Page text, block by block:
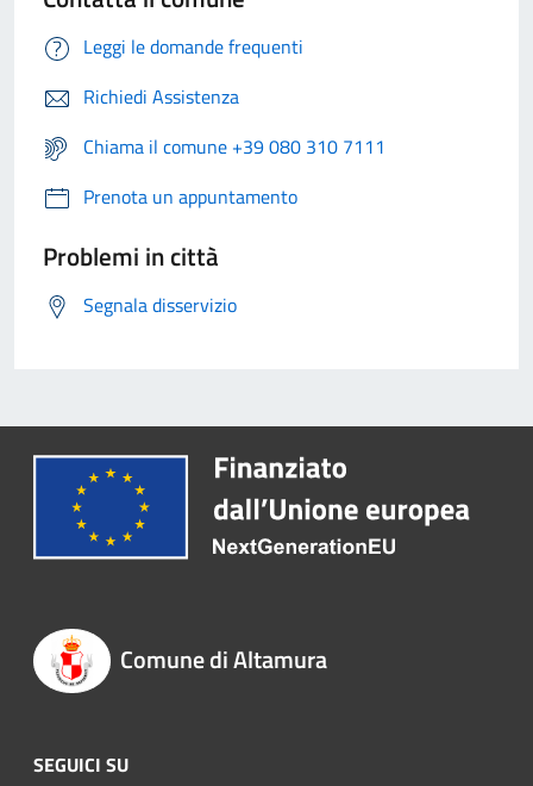
Leggi le domande frequenti
Richiedi Assistenza
Chiama il comune +39 080 310 7111
Prenota un appuntamento
Problemi in città
Segnala disservizio
Comune di Altamura
SEGUICI SU